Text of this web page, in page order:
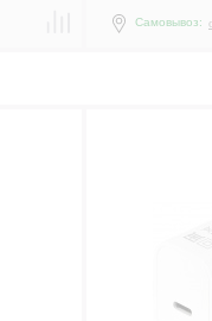
Самовывоз: